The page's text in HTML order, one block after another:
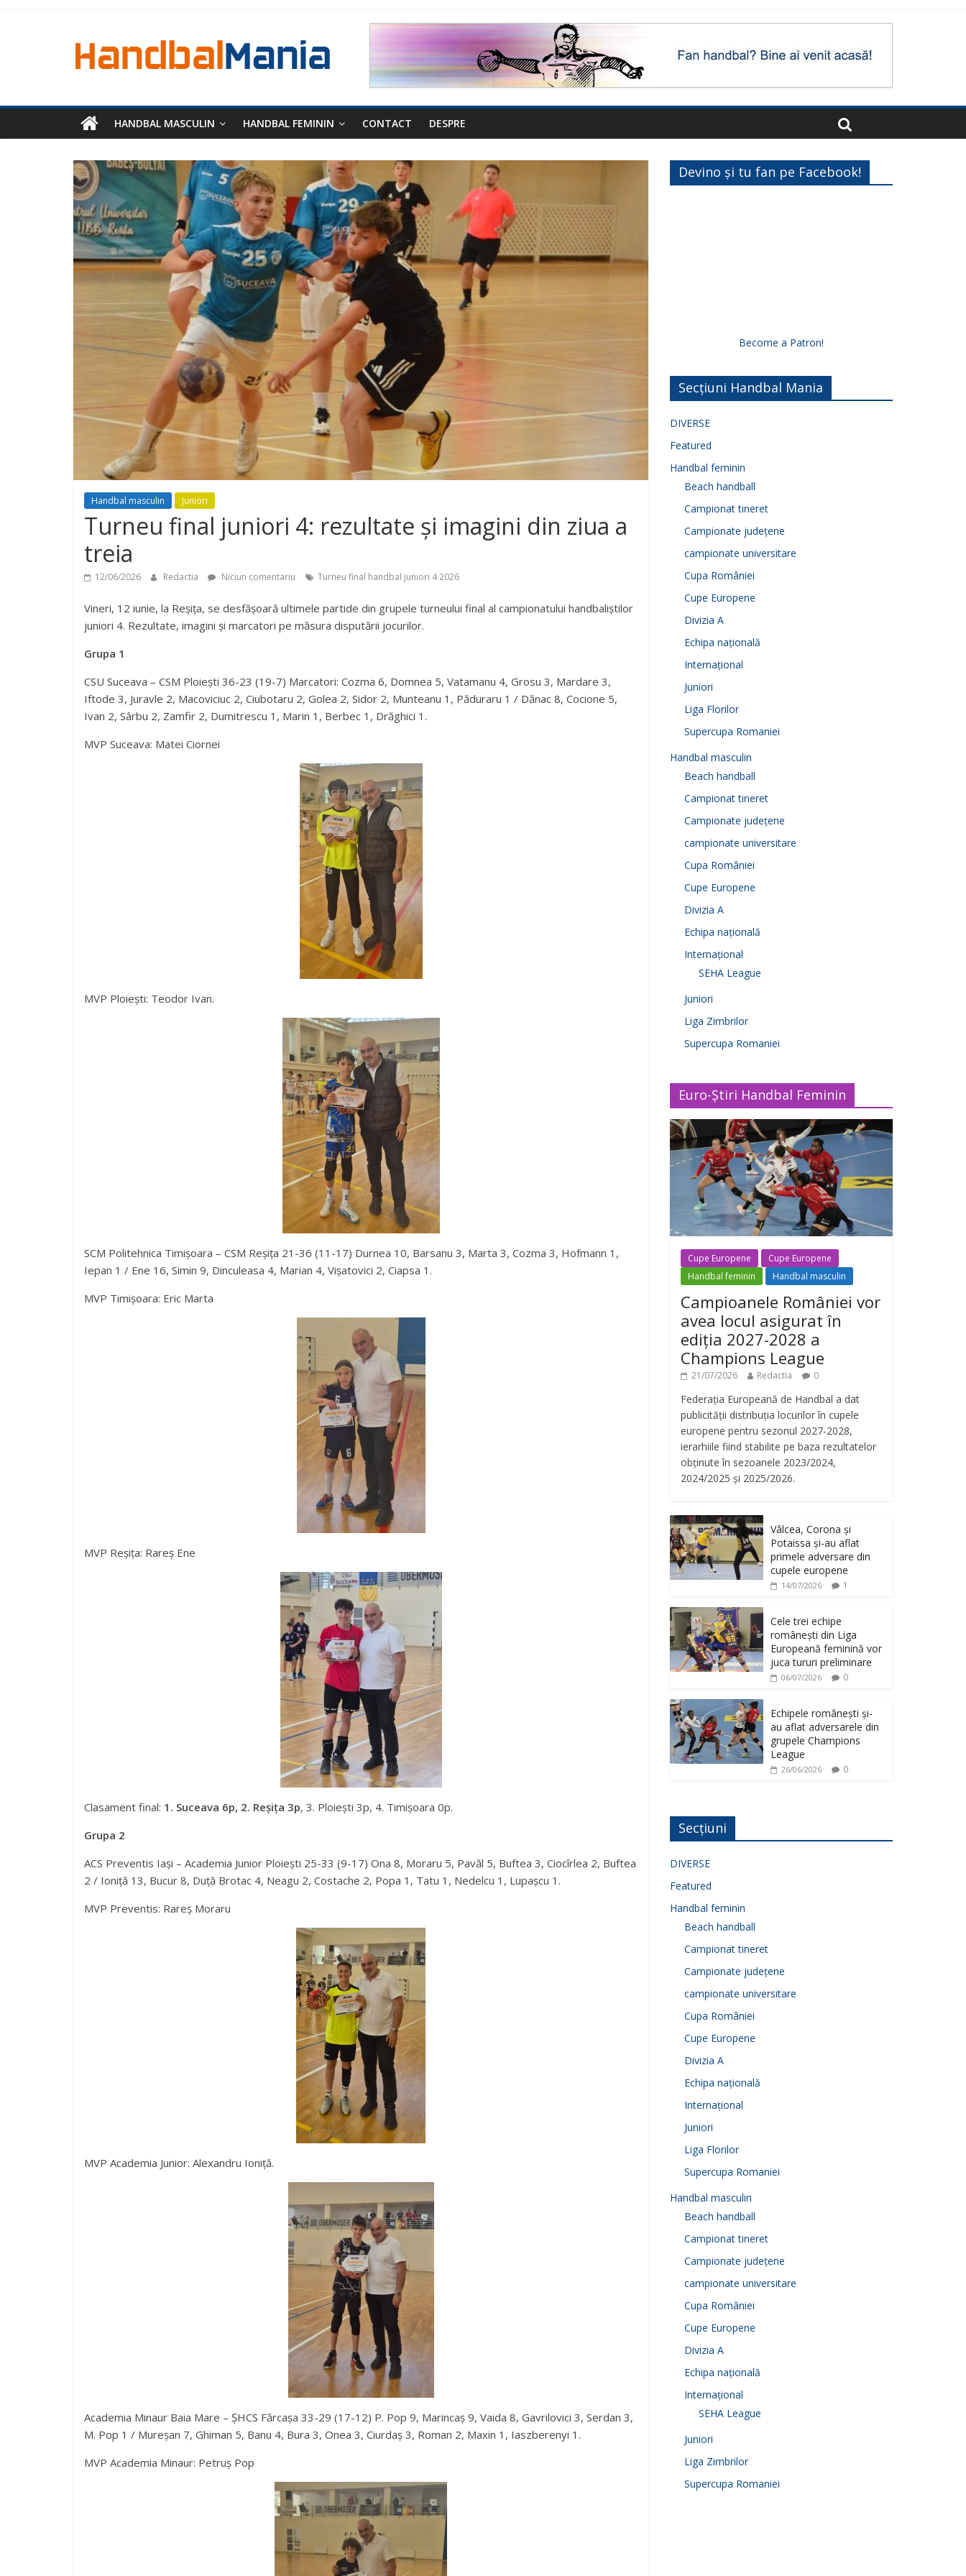
HANDBAL MASCULIN HANDBAL FEMININ CONTACT DESPRE
Handbal masculin Juniori
Turneu final juniori 4: rezultate și imagini din ziua a
treia
12/06/2026 Redactia Niciun comentariu Turneu final handbal juniori 4 2026
Vineri, 12 iunie, la Reșița, se desfășoară ultimele partide din grupele turneului final al campionatului handbaliștilor
juniori 4. Rezultate, imagini și marcatori pe măsura disputării jocurilor.
Grupa 1
CSU Suceava – CSM Ploiești 36-23 (19-7) Marcatori: Cozma 6, Domnea 5, Vatamanu 4, Grosu 3, Mardare 3,
Iftode 3, Juravle 2, Macoviciuc 2, Ciubotaru 2, Golea 2, Sidor 2, Munteanu 1, Păduraru 1 / Dănac 8, Cocione 5,
Ivan 2, Sârbu 2, Zamfir 2, Dumitrescu 1, Marin 1, Berbec 1, Drăghici 1.
MVP Suceava: Matei Ciornei
MVP Ploiești: Teodor Ivan.
SCM Politehnica Timișoara – CSM Reșița 21-36 (11-17) Durnea 10, Barsanu 3, Marta 3, Cozma 3, Hofmann 1,
Iepan 1 / Ene 16, Simin 9, Dinculeasa 4, Marian 4, Vișatovici 2, Ciapsa 1.
MVP Timișoara: Eric Marta
MVP Reșița: Rareș Ene
Clasament final: 1. Suceava 6p, 2. Reșița 3p, 3. Ploiești 3p, 4. Timișoara 0p.
Grupa 2
ACS Preventis Iași – Academia Junior Ploiești 25-33 (9-17) Ona 8, Moraru 5, Pavăl 5, Buftea 3, Ciocîrlea 2, Buftea
2 / Ioniță 13, Bucur 8, Duță Brotac 4, Neagu 2, Costache 2, Popa 1, Tatu 1, Nedelcu 1, Lupașcu 1.
MVP Preventis: Rareș Moraru
MVP Academia Junior: Alexandru Ioniță.
Academia Minaur Baia Mare – ȘHCS Fărcașa 33-29 (17-12) P. Pop 9, Marincaș 9, Vaida 8, Gavrilovici 3, Serdan 3,
M. Pop 1 / Mureșan 7, Ghiman 5, Banu 4, Bura 3, Onea 3, Ciurdaș 3, Roman 2, Maxin 1, Iaszberenyi 1.
MVP Academia Minaur: Petruș Pop
Devino și tu fan pe Facebook!
Become a Patron!
Secțiuni Handbal Mania
DIVERSE
Featured
Handbal feminin
Beach handball
Campionat tineret
Campionate județene
campionate universitare
Cupa României
Cupe Europene
Divizia A
Echipa națională
Internațional
Juniori
Liga Florilor
Supercupa Romaniei
Handbal masculin
Beach handball
Campionat tineret
Campionate județene
campionate universitare
Cupa României
Cupe Europene
Divizia A
Echipa națională
Internațional
SEHA League
Juniori
Liga Zimbrilor
Supercupa Romaniei
Euro-Știri Handbal Feminin
Cupe Europene
Cupe Europene
Handbal feminin
Handbal masculin
Campioanele României vor
avea locul asigurat în
ediția 2027-2028 a
Champions League
21/07/2026 Redactia 0
Federația Europeană de Handbal a dat
publicității distribuția locurilor în cupele
europene pentru sezonul 2027-2028,
ierarhiile fiind stabilite pe baza rezultatelor
obținute în sezoanele 2023/2024,
2024/2025 și 2025/2026.
Vâlcea, Corona și
Potaissa și-au aflat
primele adversare din
cupele europene
14/07/2026 1
Cele trei echipe
românești din Liga
Europeană feminină vor
juca tururi preliminare
06/07/2026 0
Echipele românești și-
au aflat adversarele din
grupele Champions
League
26/06/2026 0
Secțiuni
DIVERSE
Featured
Handbal feminin
Beach handball
Campionat tineret
Campionate județene
campionate universitare
Cupa României
Cupe Europene
Divizia A
Echipa națională
Internațional
Juniori
Liga Florilor
Supercupa Romaniei
Handbal masculin
Beach handball
Campionat tineret
Campionate județene
campionate universitare
Cupa României
Cupe Europene
Divizia A
Echipa națională
Internațional
SEHA League
Juniori
Liga Zimbrilor
Supercupa Romaniei